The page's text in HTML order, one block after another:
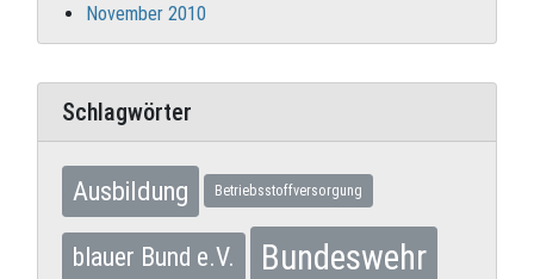
November 2010
Schlagwörter
Ausbildung Betriebsstoffversorgung
blauer Bund e.V. Bundeswehr